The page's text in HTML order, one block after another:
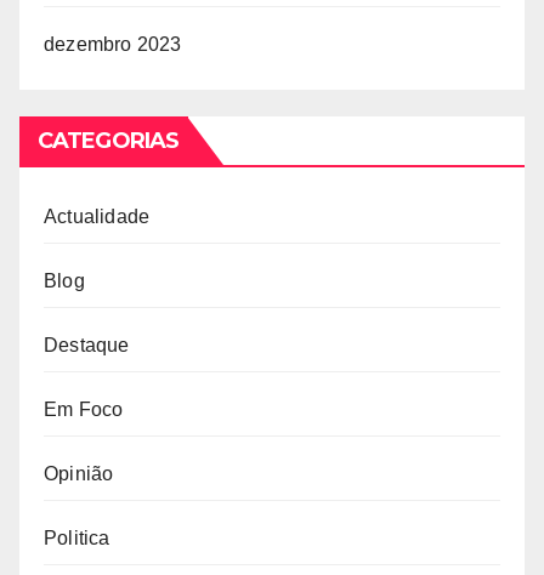
dezembro 2023
CATEGORIAS
Actualidade
Blog
Destaque
Em Foco
Opinião
Politica